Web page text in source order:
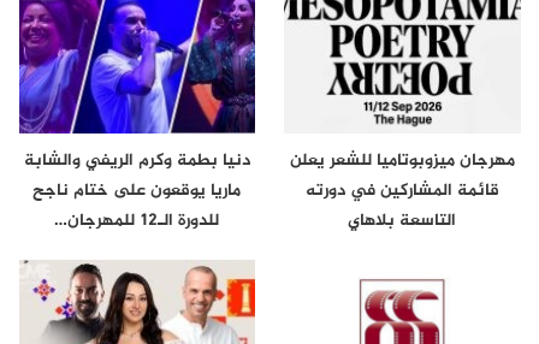
مهرجان ميزوبوتاميا للشعر يعلن
قائمة المشاركين في دورته
التاسعة بلاهاي
دنيا بطمة وكرم الريفي والشابة
ماريا يوقعون على ختام ناجح
للدورة الـ12 للمهرجان…